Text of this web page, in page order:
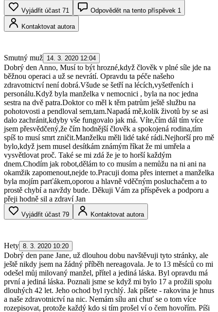
Vyjádřit účast 71 Odpovědět na tento příspěvek 1
Kontaktovat autora
Smutný muž 14. 3. 2020 12:04
Dobrý den Anno, Musí to být hrozné,když člověk v plné síle jde na
běžnou operaci a už se nevrátí. Opravdu ta péče našeho
zdravotnictví není dobrá.Všude se šetří na lécích,vyšetřeních i
personálu.Když byla manželka v nemocnici , byla na noc jedna
sestra na dvě patra.Doktor co měl k těm patrům ještě službu na
pohotovosti a pendloval sem,tam.Napadá mě,kolik životů by se asi
dalo zachránit,kdyby vše fungovalo jak má. Víte,čím dál tím více
jsem přesvědčený,že čím hodnější člověk a spokojená rodina,tím
spíš to musí smrt zničit.Manželku měli lidé také rádi.Nejhorší pro mě
bylo,když jsem musel desítkám známým říkat že mi umřela a
vysvětlovat proč. Také se mi zdá že je to horší každým
dnem.Chodím jak robot,dělám to co musím a nemůžu na ni ani na
okamžik zapomenout,nejde to.Pracuji doma přes internet a manželka
byla mojím parťákem,oporou a hlavně vděčným posluchačem a to
prostě chybí a navždy bude. Děkuji Vám za příspěvek a podporu a
přeji hodně sil a zdraví Jan
Vyjádřit účast 79 Kontaktovat autora
Hety 8. 3. 2020 10:20
Dobrý den pane Jane, už dlouhou dobu navštěvuji tyto stránky, ale
ještě nikdy jsem na žádný příběh nereagovala. Je to 13 měsíců co mi
odešel můj milovaný manžel, přítel a jediná láska. Byl opravdu má
první a jediná láska. Poznali jsme se když mi bylo 17 a prožili spolu
dlouhých 42 let. Jeho ochod byl rychlý. Jak píšete - rakovina je hnus
a naše zdravotnictví na nic. Nemám sílu ani chuť se o tom více
rozepisovat, protože každý kdo si tím prošel ví o čem hovořím. Píši